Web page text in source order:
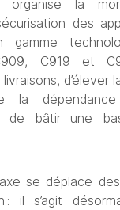
organise la
des
C919 et
livraisons,
la dépendance
de bâtir une
se déplace
: il s’agit